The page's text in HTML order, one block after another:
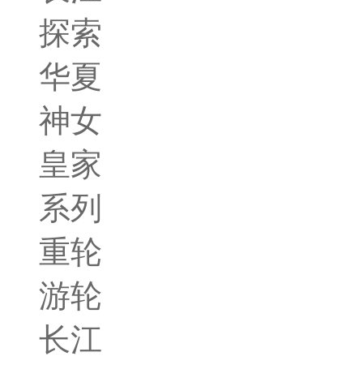
探索
华夏
神女
皇家
系列
重轮
游轮
长江